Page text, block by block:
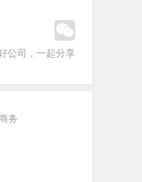
公司，一起分享
务